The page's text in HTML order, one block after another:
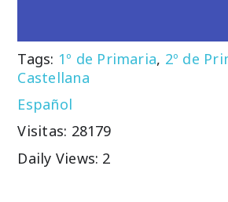
Tags: 1º de Primaria, 2º de
Castellana
Español
Visitas: 28179
Daily Views: 2